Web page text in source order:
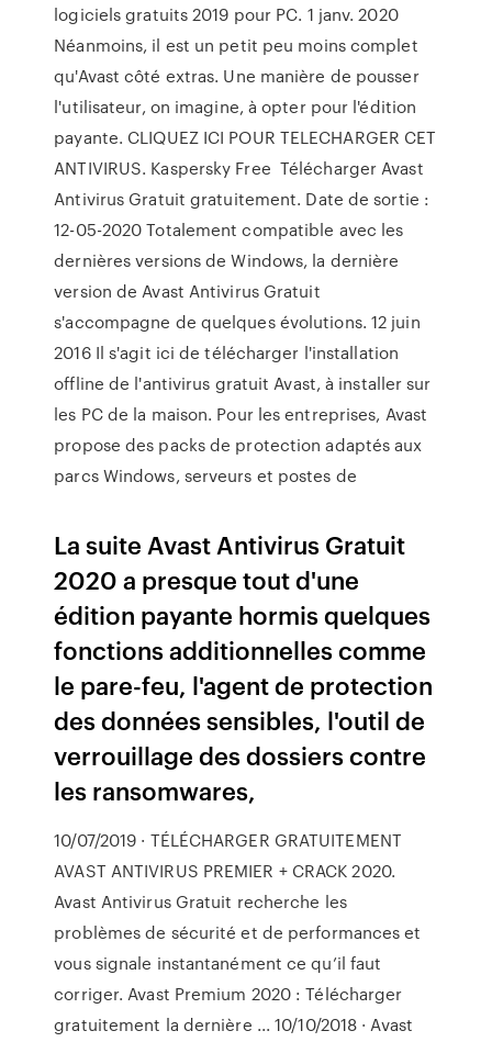
logiciels gratuits 2019 pour PC. 1 janv. 2020
Néanmoins, il est un petit peu moins complet
qu'Avast côté extras. Une manière de pousser
l'utilisateur, on imagine, à opter pour l'édition
payante. CLIQUEZ ICI POUR TELECHARGER CET
ANTIVIRUS. Kaspersky Free Télécharger Avast
Antivirus Gratuit gratuitement. Date de sortie :
12-05-2020 Totalement compatible avec les
dernières versions de Windows, la dernière
version de Avast Antivirus Gratuit
s'accompagne de quelques évolutions. 12 juin
2016 Il s'agit ici de télécharger l'installation
offline de l'antivirus gratuit Avast, à installer sur
les PC de la maison. Pour les entreprises, Avast
propose des packs de protection adaptés aux
parcs Windows, serveurs et postes de
La suite Avast Antivirus Gratuit
2020 a presque tout d'une
édition payante hormis quelques
fonctions additionnelles comme
le pare-feu, l'agent de protection
des données sensibles, l'outil de
verrouillage des dossiers contre
les ransomwares,
10/07/2019 · TÉLÉCHARGER GRATUITEMENT
AVAST ANTIVIRUS PREMIER + CRACK 2020.
Avast Antivirus Gratuit recherche les
problèmes de sécurité et de performances et
vous signale instantanément ce qu’il faut
corriger. Avast Premium 2020 : Télécharger
gratuitement la dernière ... 10/10/2018 · Avast